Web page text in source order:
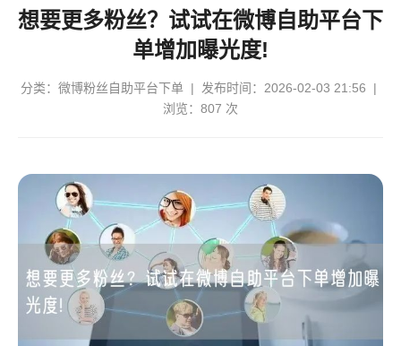
想要更多粉丝？试试在微博自助平台下
单增加曝光度!
分类： 微博粉丝自助平台下单 | 发布时间：2026-02-03 21:56 |
浏览：807 次